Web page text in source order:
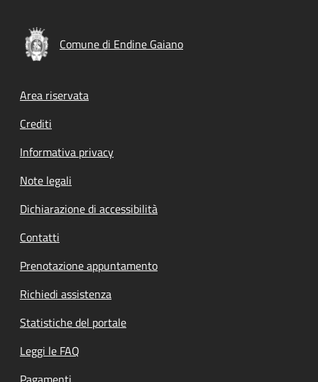
Comune di Endine Gaiano
Footer menu
Area riservata
Crediti
Informativa privacy
Note legali
Dichiarazione di accessibilità
Contatti
Prenotazione appuntamento
Richiedi assistenza
Statistiche del portale
Leggi le FAQ